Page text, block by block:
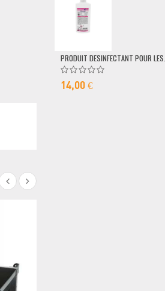
PRODUIT DESINFECTANT POUR LES...
14,00 €